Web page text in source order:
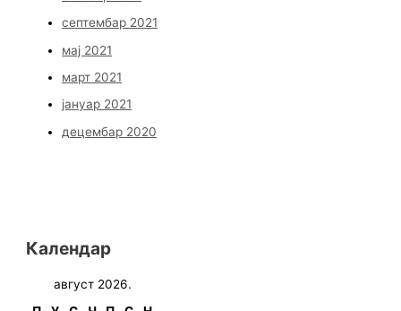
септембар 2021
мај 2021
март 2021
јануар 2021
децембар 2020
Календар
август 2026.